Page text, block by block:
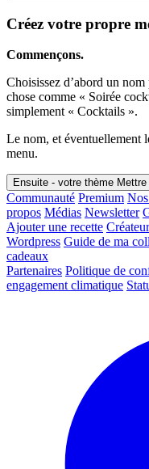
Créez votre propre
Commençons.
Choisissez d’abord un
chose comme « Soirée
simplement « Cocktails ».
Le nom, et éventuellement
menu.
Ensuite - votre thème
Communauté Premium
propos Médias Newsletter
Ajouter une recette
Wordpress Guide de ma
cadeaux
Partenaires Politique de
engagement climatique